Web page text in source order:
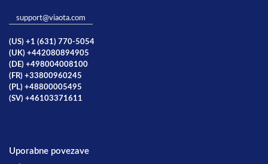
support@viaota.com
(US) +1 (631) 770-5054
(UK) +442080894905
(DE) +498004008100
(FR) +33800960245
(PL) +48800005495
(SV) +46103371611
Uporabne povezave